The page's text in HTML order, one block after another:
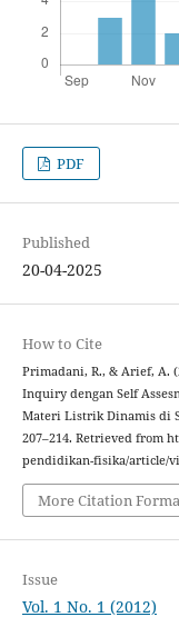
PDF
Published
20-04-2025
How to Cite
Primadani, R., & Arief, A.
Inquiry dengan Self
Materi Listrik Dinamis di
207–214. Retrieved from
pendidikan-fisika/article/
More Citation
Issue
Vol. 1 No. 1 (2012)